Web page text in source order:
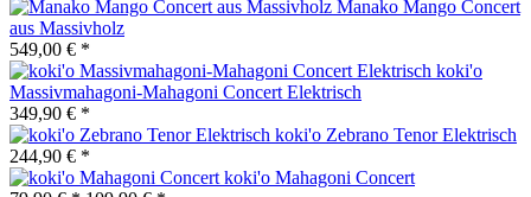
Manako Mango Concert
aus Massivholz
549,00 € *
koki'o
Massivmahagoni-Mahagoni Concert Elektrisch
349,90 € *
koki'o Zebrano Tenor Elektrisch
244,90 € *
koki'o Mahagoni Concert